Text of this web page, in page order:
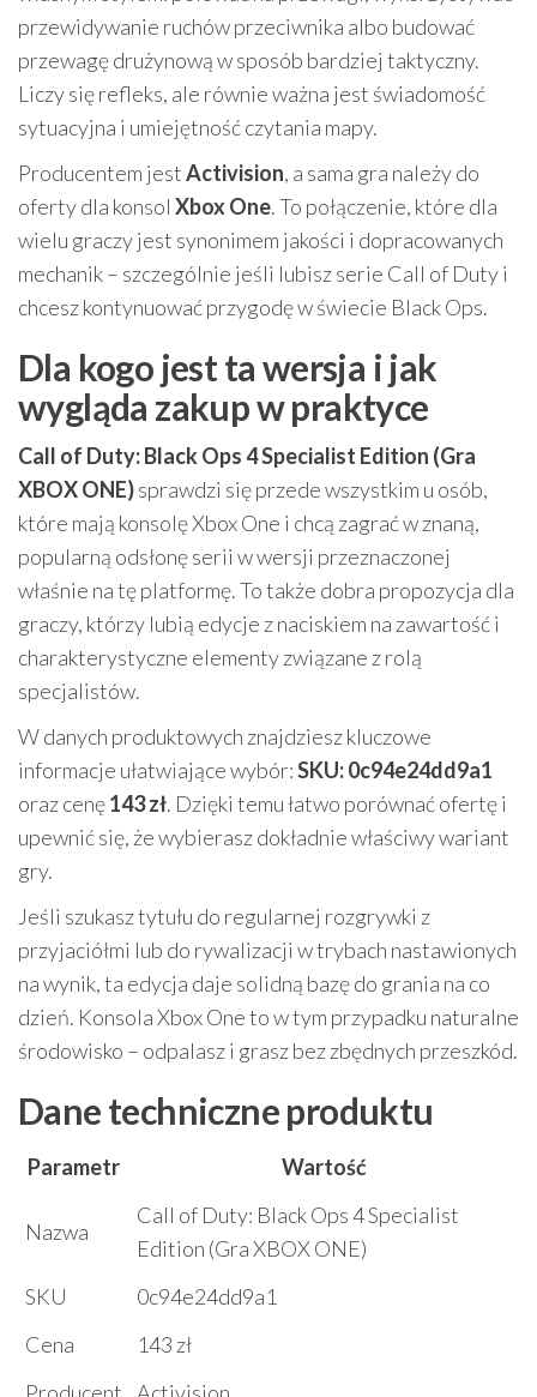
przewidywanie ruchów przeciwnika albo budować
przewagę drużynową w sposób bardziej taktyczny.
Liczy się refleks, ale równie ważna jest świadomość
sytuacyjna i umiejętność czytania mapy.
Producentem jestActivision, a sama gra należy do
oferty dla konsol Xbox One. To połączenie, które dla
wielu graczy jest synonimem jakości i dopracowanych
mechanik – szczególnie jeśli lubisz serie Call of Duty i
chcesz kontynuować przygodę w świecie Black Ops.
Dla kogo jest ta wersja i jak
wygląda zakup w praktyce
Call of Duty: Black Ops 4 Specialist Edition (Gra
XBOX ONE)sprawdzi się przede wszystkim u osób,
które mają konsolę Xbox One i chcą zagrać w znaną,
popularną odsłonę serii w wersji przeznaczonej
właśnie na tę platformę. To także dobra propozycja dla
graczy, którzy lubią edycje z naciskiem na zawartość i
charakterystyczne elementy związane z rolą
specjalistów.
W danych produktowych znajdziesz kluczowe
informacje ułatwiające wybór:SKU: 0c94e24dd9a1
oraz cenę143 zł. Dzięki temu łatwo porównać ofertę i
upewnić się, że wybierasz dokładnie właściwy wariant
gry.
Jeśli szukasz tytułu do regularnej rozgrywki z
przyjaciółmi lub do rywalizacji w trybach nastawionych
na wynik, ta edycja daje solidną bazę do grania na co
dzień. Konsola Xbox One to w tym przypadku naturalne
środowisko – odpalasz i grasz bez zbędnych przeszkód.
Dane techniczne produktu
Parametr Wartość
Nazwa
Call of Duty: Black Ops 4 Specialist
Edition (Gra XBOX ONE)
SKU
0c94e24dd9a1
Cena
143 zł